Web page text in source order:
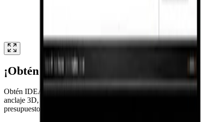
¡Obtén Tu Presupuesto Ahora!
Obtén IDEA StatiCa 25.1 y desbloquea el acceso completo al
anclaje 3D, desde la placa base hasta la armadura, con tu
presupuesto especial.